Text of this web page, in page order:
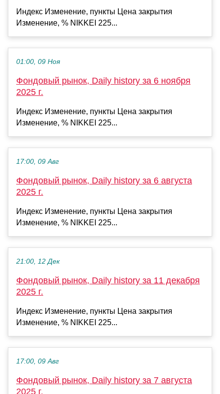
Индекс Изменение, пункты Цена закрытия
Изменение, % NIKKEI 225...
01:00, 09 Ноя
Фондовый рынок, Daily history за 6 ноября
2025 г.
Индекс Изменение, пункты Цена закрытия
Изменение, % NIKKEI 225...
17:00, 09 Авг
Фондовый рынок, Daily history за 6 августа
2025 г.
Индекс Изменение, пункты Цена закрытия
Изменение, % NIKKEI 225...
21:00, 12 Дек
Фондовый рынок, Daily history за 11 декабря
2025 г.
Индекс Изменение, пункты Цена закрытия
Изменение, % NIKKEI 225...
17:00, 09 Авг
Фондовый рынок, Daily history за 7 августа
2025 г.